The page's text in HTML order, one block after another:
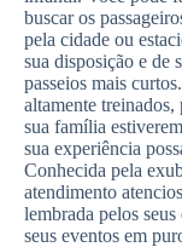
buscar os
pela cidade ou
sua disposição e de
passeios mais
altamente
sua família
sua experiência
Conhecida pela
atendimento
lembrada pelos
seus eventos em